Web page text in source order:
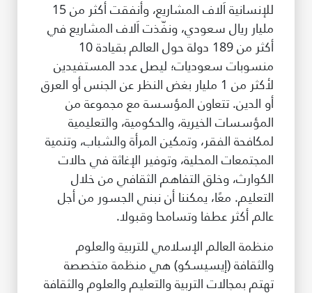
للإنسانية اَلاف المشاريع، وأنفقت أكثر من 15
مليار ريال سعودي، ونفّذت اَلاف المشاريع في
أكثر من 189 دولة حول العالم بقيادة 10
منسوبات سعوديات؛ ليصل عدد المستفيدين
لأكثر من 1 مليار بغض النظر عن الجنس أو العرق
أو الدين. تتعاون المؤسسة مع مجموعة من
المؤسسات الخيرية، والحكومية، والتعليمية
لمكافحة الفقر، وتمكين المرأة والشباب، وتنمية
المجتمعات المحلية، وتوفير الإغاثة في حالات
الكوارث، وخلق التفاهم الثقافي من خلال
التعليم. معًا، يمكننا أن نبني الجسور من أجل
عالم أكثر عطفا وتسامحا وقبولا.
منظمة العالم الإسلامي للتربية والعلوم
والثقافة (إيسيسكو) هي منظمة متخصصة
تهتم بمجالات التربية والتعليم والعلوم والثقافة